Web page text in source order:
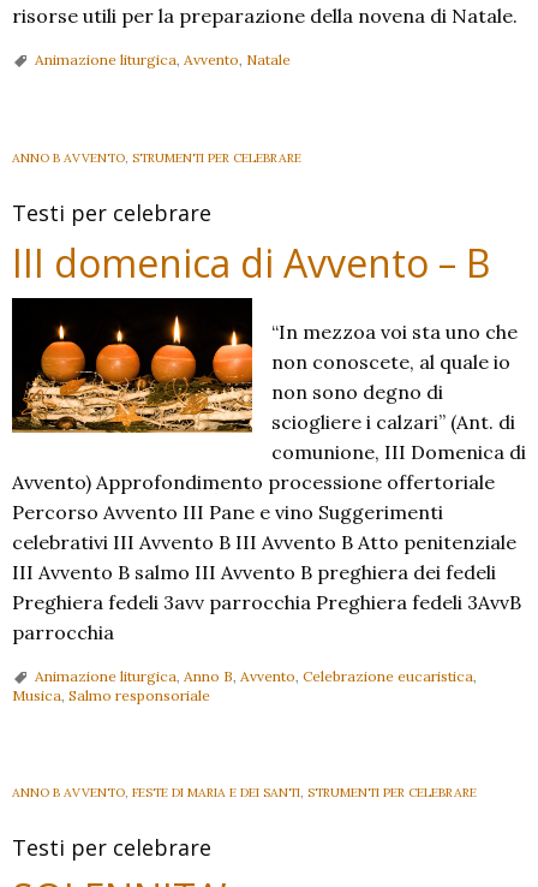
risorse utili per la preparazione della novena di Natale.
Animazione liturgica, Avvento, Natale
ANNO B AVVENTO, STRUMENTI PER CELEBRARE
Testi per celebrare
III domenica di Avvento – B
“In mezzoa voi sta uno che
non conoscete, al quale io
non sono degno di
sciogliere i calzari” (Ant. di
comunione, III Domenica di
Avvento) Approfondimento processione offertoriale
Percorso Avvento III Pane e vino Suggerimenti
celebrativi III Avvento B III Avvento B Atto penitenziale
III Avvento B salmo III Avvento B preghiera dei fedeli
Preghiera fedeli 3avv parrocchia Preghiera fedeli 3AvvB
parrocchia
Animazione liturgica, Anno B, Avvento, Celebrazione eucaristica,
Musica, Salmo responsoriale
ANNO B AVVENTO, FESTE DI MARIA E DEI SANTI, STRUMENTI PER CELEBRARE
Testi per celebrare